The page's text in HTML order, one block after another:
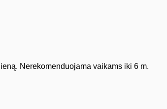
Nerekomenduojama vaikams iki 6 m.